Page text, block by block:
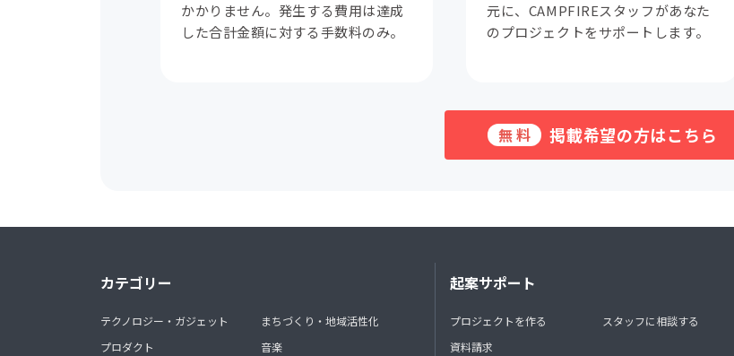
かかりません。発生する費用は達成
した合計金額に対する手数料のみ。
元に、CAMPFIREスタッフがあなた
のプロジェクトをサポートします。
無料 掲載希望の方はこちら
カテゴリー
テクノロジー・ガジェット
プロダクト
まちづくり・地域活性化
音楽
起案サポート
プロジェクトを作る
資料請求
スタッフに相談する